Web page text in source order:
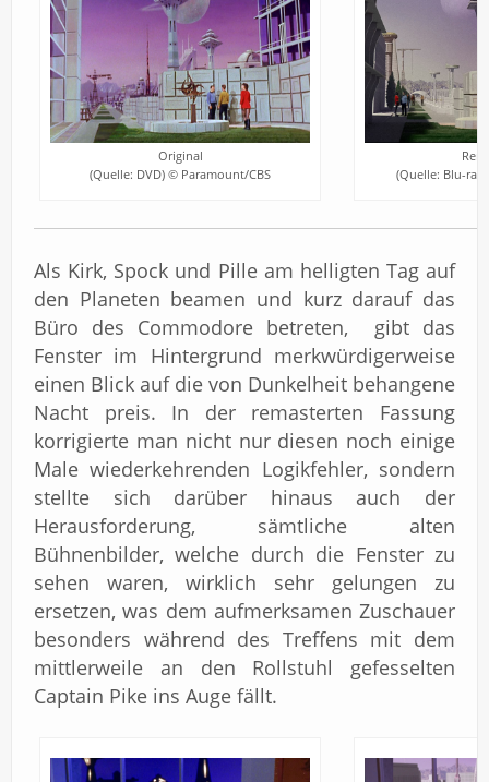
Original
(Quelle: DVD) © Paramount/CBS
(Quelle: Blu-
Als Kirk, Spock und Pille am helligten Tag auf
den Planeten beamen und kurz darauf das
Büro des Commodore betreten, gibt das
Fenster im Hintergrund merkwürdigerweise
einen Blick auf die von Dunkelheit behangene
Nacht preis. In der remasterten Fassung
korrigierte man nicht nur diesen noch einige
Male wiederkehrenden Logikfehler, sondern
stellte sich darüber hinaus auch der
Herausforderung, sämtliche alten
Bühnenbilder, welche durch die Fenster zu
sehen waren, wirklich sehr gelungen zu
ersetzen, was dem aufmerksamen Zuschauer
besonders während des Treffens mit dem
mittlerweile an den Rollstuhl gefesselten
Captain Pike ins Auge fällt.